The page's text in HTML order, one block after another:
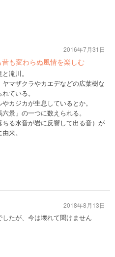
も変わらぬ風情を楽しむ
滝川。
マザクラやカエデなどの広葉樹な
ている。
カジカが生息しているとか。
景」の一つに数えられる。
る水音が岩に反響して出る音）が
来。
2016年7月31日
たが、今は壊れて聞けません
2018年8月13日